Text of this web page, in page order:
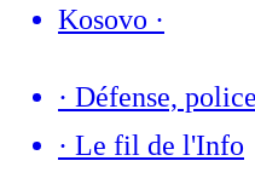
Kosovo ·
· Défense,
· Le fil de l'Info